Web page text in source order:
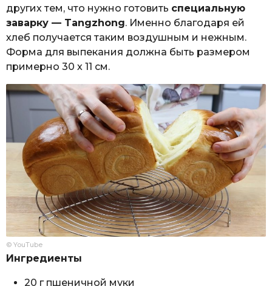
других тем, что нужно готовить специальную
заварку — Tangzhong. Именно благодаря ей
хлеб получается таким воздушным и нежным.
Форма для выпекания должна быть размером
примерно 30 х 11 см.
© YouTube
Ингредиенты
20 г пшеничной муки